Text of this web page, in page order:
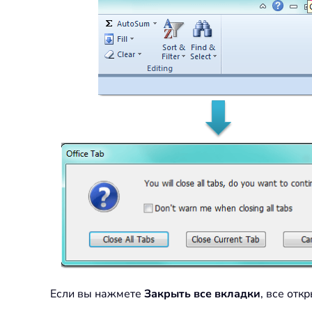
Если вы нажмете Закрыть все вкладки, все